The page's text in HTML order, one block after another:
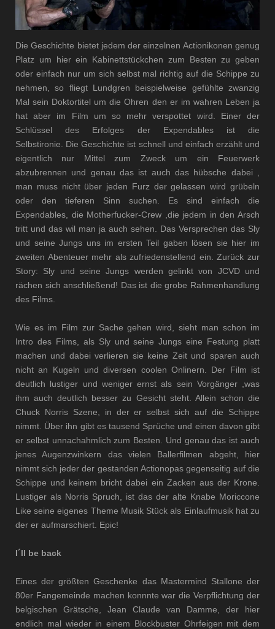
Die Geschichte bietet jedem der einzelnen Actionikonen genug
Platz um hier ein Kabinettstückchen zum Besten zu geben
oder einfach nur um sich selbst mal richtig auf die Schippe zu
nehmen, so fliegt Lundgren beispielweise gefühlte zwanzig
Mal sein Doktortitel um die Ohren den er im wahren Leben ja
hat aber im Film um so mehr verspottet wird. Einer der
Schlüssel des Erfolges der Expendables ist die
Selbstironie. Die Geschichte ist schnell und einfach erzählt und
eigentlich nur Mittel zum Zweck um ein Feuerwerk
abzubrennen und genau das ist auch das hübsche dabei ,
man muss nicht über jeden Furz der gelassen wird grübeln
oder den tieferen Sinn suchen. Es sind einfach die
Expendables, die Motherfucker-Crew ,die jedem in den Arsch
tritt und das wil man ja auch sehen. Das Versprechen das Sly
und seine Jungs uns im ersten Teil gaben lösen sie hier im
zweiten Abenteuer mehr als zufriedenstellend ein. Zurück zur
Story: Sly und seine Jungs werden gelinkt von JCVD und
rächen sich anschließend! Das ist die grobe Rahmenhandlung
des Films.
Wie es im Film zur Sache gehen wird, sieht man schon im
Intro des Films, als Sly und seine Jungs eine Festung platt
machen und dabei verlieren sie keine Zeit und sparen auch
nicht an Kugeln und diversen coolen Onlinern. Der Film ist
deutlich lustiger und weniger ernst als sein Vorgänger ,was
ihm auch deutlich besser zu Gesicht steht. Allein schon die
Chuck Norris Szene, in der er selbst sich auf die Schippe
nimmt. Über ihn gibt es tausend Sprüche und einen davon gibt
er selbst unnachahmlich zum Besten. Und genau das ist auch
jenes Augenzwinkern das vielen Ballerfilmen abgeht, hier
nimmt sich jeder der gestanden Actionopas gegenseitig auf die
Schippe und keinem bricht dabei ein Zacken aus der Krone.
Lustiger als Norris Spruch, ist das der alte Knabe Moriccone
Like seine eigenes Theme Musik Stück als Einlaufmusik hat zu
der er aufmarschiert. Epic!
I´ll be back
Eines der größten Geschenke das Mastermind Stallone der
80er Fangemeinde machen konnnte war die Verpflichtung der
belgischen Grätsche, Jean Claude van Damme, der hier
endlich mal wieder in einem Blockbuster Ohrfeigen mit dem